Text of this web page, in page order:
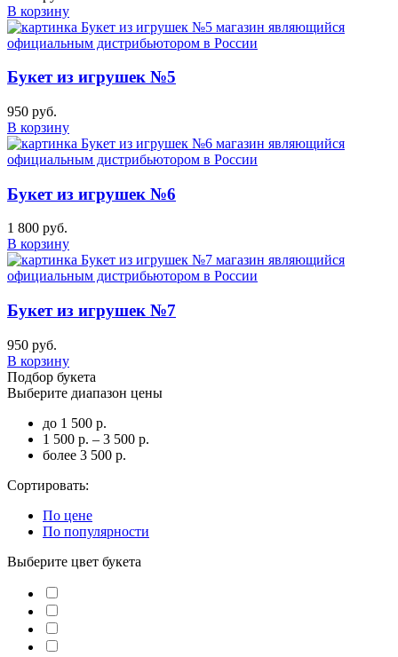
В корзину
Букет из игрушек №5
950 руб.
В корзину
Букет из игрушек №6
1 800 руб.
В корзину
Букет из игрушек №7
950 руб.
В корзину
Подбор букета
Выберите диапазон цены
до 1 500 р.
1 500 р. – 3 500 р.
более 3 500 р.
Сортировать:
По цене
По популярности
Выберите цвет букета